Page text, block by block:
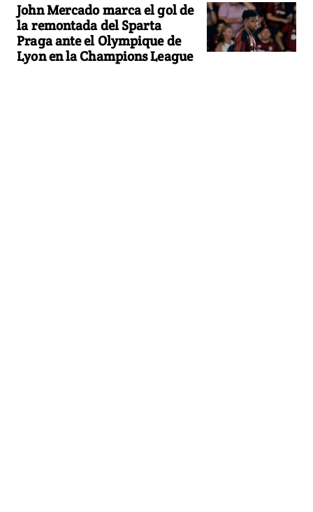
John Mercado marca el gol de
la remontada del Sparta
Praga ante el Olympique de
Lyon en la Champions League